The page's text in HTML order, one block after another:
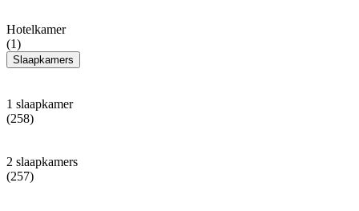
Hotelkamer
(1)
Slaapkamers
1 slaapkamer
(258)
2 slaapkamers
(257)